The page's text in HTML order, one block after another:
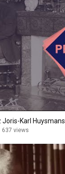
Joris-Karl Huysmans
637 views